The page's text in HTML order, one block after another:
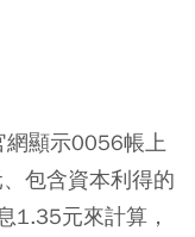
顯示0056帳上
包含資本利得的
1.35元來計算，